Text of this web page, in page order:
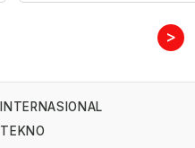
>
INTERNASIONAL
TEKNO